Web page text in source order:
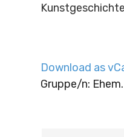
Download as
Gruppe/n: